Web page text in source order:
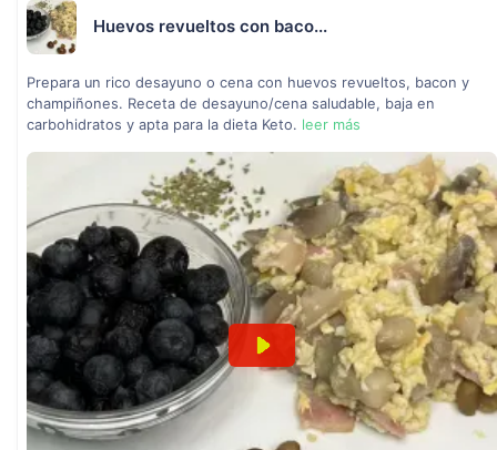
Huevos revueltos con baco...
Prepara un rico desayuno o cena con huevos revueltos, bacon y
champiñones. Receta de desayuno/cena saludable, baja en
carbohidratos y apta para la dieta Keto. leer más